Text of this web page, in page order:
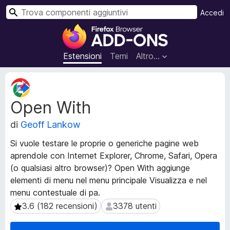
C
o
m
p
i
a
g
g
u
n
Estensioni Temi Altro…
Accedi
C
Open With
di Geoff Lankow
Si vuole testare le proprie o generiche pagine web
aprendole con Internet Explorer, Chrome, Safari, Opera
(o qualsiasi altro browser)? Open With aggiunge
elementi di menu nel menu principale Visualizza e nel
menu contestuale di pa.
3.6 (182 recensioni)
3.6 (182 recensioni) 3378 utenti
3378 utenti
M
e
t
a
d
t
i
e
s
t
e
n
s